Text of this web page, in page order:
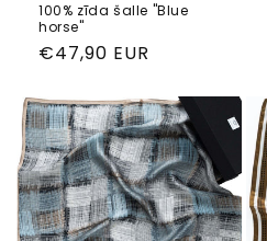
100% zīda šalle "Blue
horse"
Parastā
€47,90 EUR